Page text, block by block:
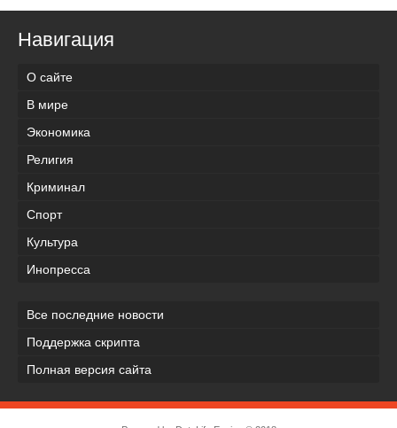
Навигация
О сайте
В мире
Экономика
Религия
Криминал
Спорт
Культура
Инопресса
Все последние новости
Поддержка скрипта
Полная версия сайта